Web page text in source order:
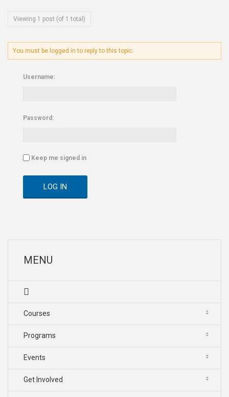
Viewing 1 post (of 1 total)
You must be logged in to reply to this topic.
Username:
Password:
Keep me signed in
LOG IN
MENU
Courses
Programs
Events
Get Involved